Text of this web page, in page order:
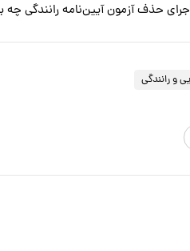
حذف آزمون آیین‌نامه رانندگی چه
و رانندگی